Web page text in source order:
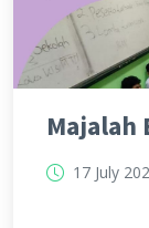
Majalah
17 July